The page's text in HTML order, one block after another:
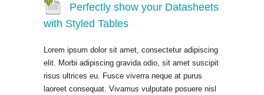
Perfectly show your Datasheets
with Styled Tables
Lorem ipsum dolor sit amet, consectetur adipiscing
elit. Morbi adipiscing gravida odio, sit amet suscipit
risus ultrices eu. Fusce viverra neque at purus
laoreet consequat. Vivamus vulputate posuere nisl